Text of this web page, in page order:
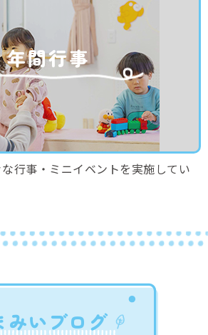
年間行事
行事・ミニイベントを実施してい
みいブログ